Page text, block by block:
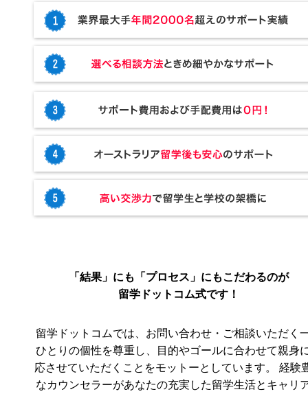
「結果」にも「プロセス」にもこだわるのが
留学ドットコム式です！
留学ドットコムでは、お問い合わせ・ご相談いただく
ひとりの個性を尊重し、目的やゴールに合わせて親身
応させていただくことをモットーとしています。 経験
なカウンセラーがあなたの充実した留学生活とキャリ